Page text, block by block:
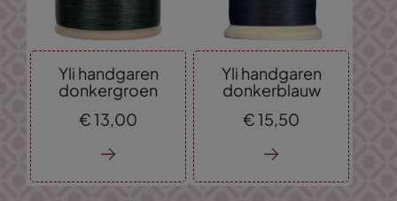
Yli handgaren
donkergroen
€13, 00
Yli handgaren
donkerblauw
€15, 50